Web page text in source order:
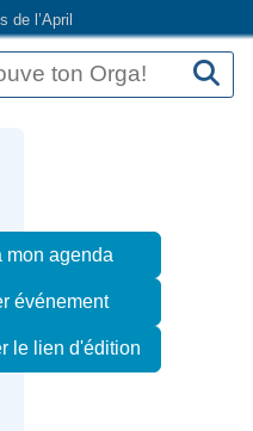
de l’April
mon agenda
événement
le lien d'édition